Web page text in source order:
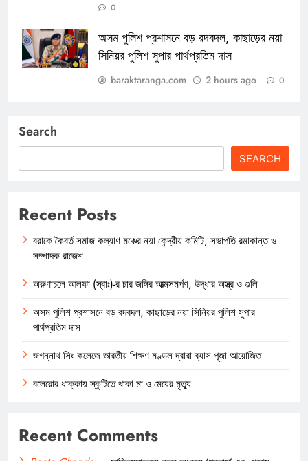
0
অসম পুলিশ প্রশাসনে বড় রদবদল, কাছাড়ের নয়া
সিনিয়র পুলিশ সুপার পার্থপ্রতিম দাস
baraktaranga.com 2 hours ago 0
Search
SEARCH
Recent Posts
বরাকে কৈবর্ত সমাজ কল্যাণ মঞ্চের নয়া কেন্দ্রীয় কমিটি, সভাপতি রমাকান্ত ও
সম্পাদক রাজেশ
অরুণাচলে আলফা (স্বাঃ)-র চার জঙ্গির আত্মসমর্পণ, উদ্ধার অস্ত্র ও গুলি
অসম পুলিশ প্রশাসনে বড় রদবদল, কাছাড়ের নয়া সিনিয়র পুলিশ সুপার
পার্থপ্রতিম দাস
জগন্নাথ সিং কলেজে ভারতীয় শিক্ষণ মণ্ডল দ্বারা ব্যাস পূজা আয়োজিত
বলেরোর ধাক্কায় স্কুটিতে থাকা মা ও মেয়ের মৃত্যু
Recent Comments